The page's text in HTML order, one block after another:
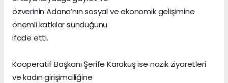
özverinin Adana’nın sosyal ve ekonomik gelişimine
önemli katkılar sunduğunu
ifade etti.
Kooperatif Başkanı Şerife Karakuş ise nazik ziyaretleri
ve kadın girişimciliğine